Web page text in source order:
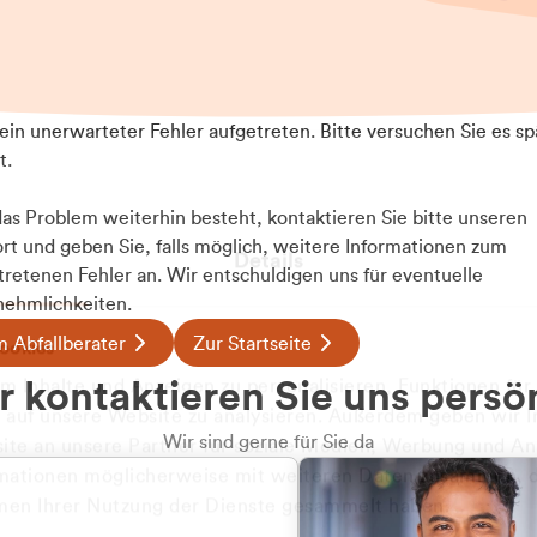
Details
Inhalte und Anzeigen zu personalisieren, Funktionen für
auf unsere Website zu analysieren. Außerdem geben wir
an unsere Partner für soziale Medien, Werbung und
möglicherweise mit weiteren Daten zusammen,
Ihrer Nutzung der Dienste gesammelt haben.
welcher
ein unerwarteter Fehler aufgetreten. Bitte versuchen Sie es
Problem weiterhin besteht, kontaktieren Sie bitte unseren
und geben Sie, falls möglich, weitere Informationen zum
Fehler an. Wir entschuldigen uns für eventuelle
Abfallberater Zur Startseite
kontaktieren Sie uns
Wir sind gerne für Sie da